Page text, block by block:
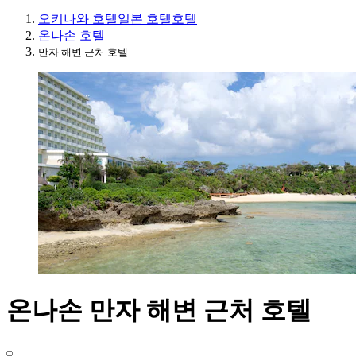
오키나와 호텔일본 호텔호텔
온나손 호텔
만자 해변 근처 호텔
온나손 만자 해변 근처 호텔